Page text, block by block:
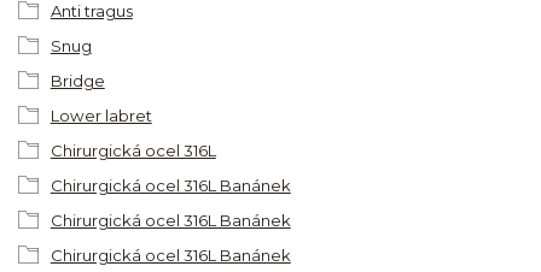
Anti tragus
Snug
Bridge
Lower labret
Chirurgická ocel 316L
Chirurgická ocel 316L Banánek
Chirurgická ocel 316L Banánek
Chirurgická ocel 316L Banánek